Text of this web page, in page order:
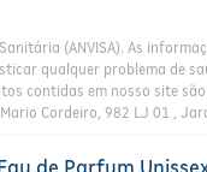
de Parfum
(ANVISA). As
qualquer problema de
contidas em nosso site
Cordeiro, 982 LJ 01 ,